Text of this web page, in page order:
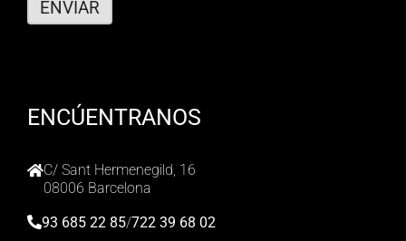
ENCÚENTRANOS
C/ Sant Hermenegild, 16
08006 Barcelona
93 685 22 85/722 39 68 02